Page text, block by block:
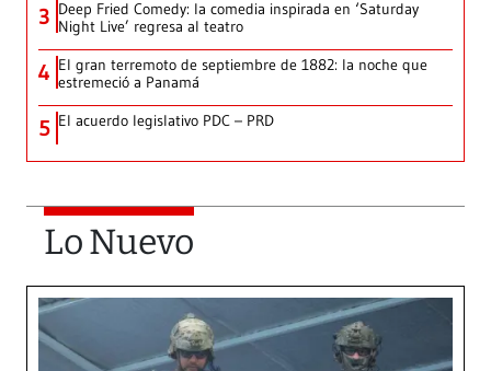
3 Deep Fried Comedy: la comedia inspirada en ‘Saturday
Night Live’ regresa al teatro
4 El gran terremoto de septiembre de 1882: la noche que
estremeció a Panamá
5 El acuerdo legislativo PDC – PRD
Lo Nuevo